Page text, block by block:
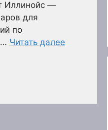
Иллинойс —
для
по
Читать далее